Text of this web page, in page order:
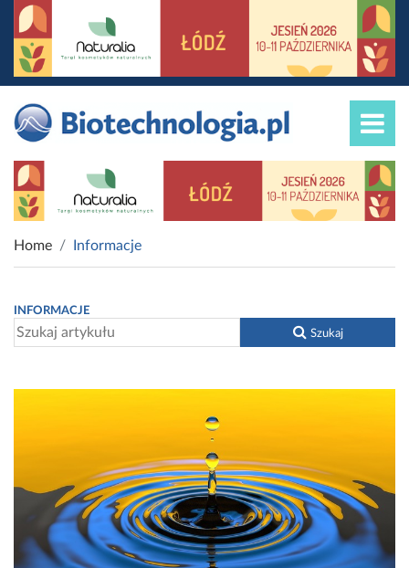
Home Informacje
INFORMACJE
Szukaj